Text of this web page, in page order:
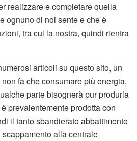
realizzare e completare quella
ognuno di noi sente e che è
tra cui la nostra, quindi rientra
articoli su questo sito, un
fa che consumare più energia,
parte bisognerà pur produrla
prevalentemente prodotta con
il tanto sbandierato abbattimento
alla centrale